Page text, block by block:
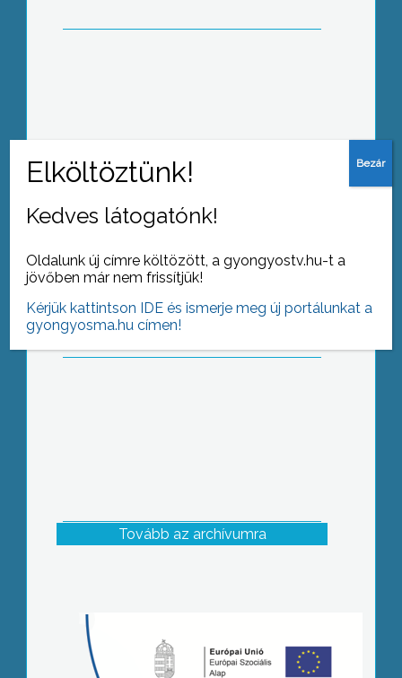
Klasszikusok kicsit másképp!
Tovább az archívumra
Kedves látogatónk!
Oldalunk új címre költözött, a gyongyostv.hu-t a
jövőben már nem frissítjük!
Kérjük kattintson IDE és ismerje meg új portálunkat a
gyongyosma.hu címen!